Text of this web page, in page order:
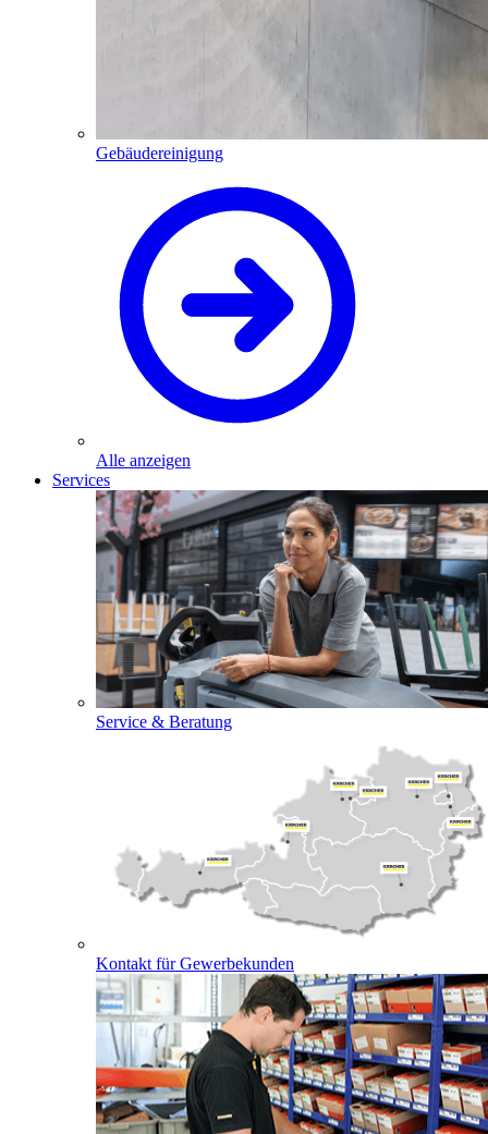
Gebäudereinigung
Alle anzeigen
Services
Service & Beratung
Kontakt für Gewerbekunden